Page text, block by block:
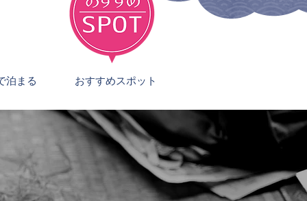
泊まる おすすめスポット